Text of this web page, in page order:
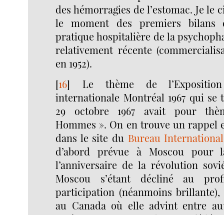
des hémorragies de l’estomac. Je
le moment des premiers bilans
pratique hospitalière de la
relativement récente
en 1952).
[16] Le thème de
internationale Montréal 1967 qui
29 octobre 1967 avait pour
Hommes ». On en trouve un rappel
dans le site du Bureau
d’abord prévue à Moscou pour
l’anniversaire de la révolution
Moscou s’étant décliné au
participation (néanmoins
au Canada où elle advint entre